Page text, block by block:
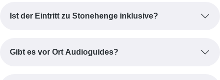
Ist der Eintritt zu Stonehenge inklusive?
Gibt es vor Ort Audioguides?